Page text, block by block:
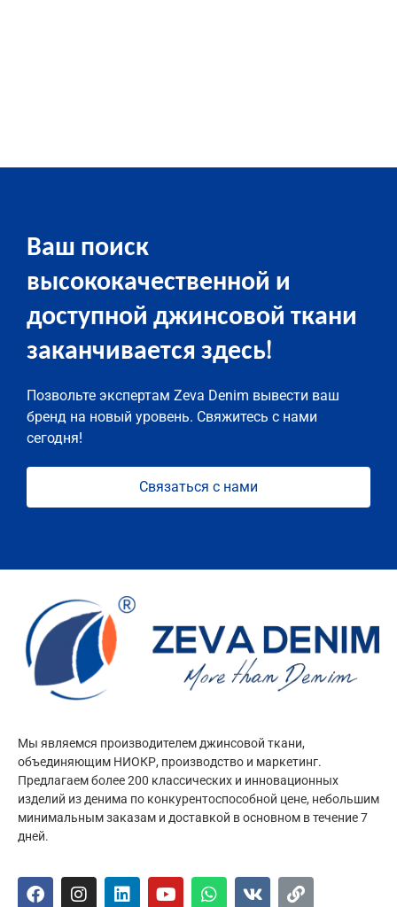
Ваш поиск
высококачественной и
доступной джинсовой ткани
заканчивается здесь!
Позвольте экспертам Zeva Denim вывести ваш
бренд на новый уровень. Свяжитесь с нами
сегодня!
Связаться с нами
Мы являемся производителем джинсовой ткани,
объединяющим НИОКР, производство и маркетинг.
Предлагаем более 200 классических и инновационных
изделий из денима по конкурентоспособной цене, небольшим
минимальным заказам и доставкой в основном в течение 7
дней.